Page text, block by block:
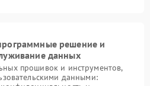
решение и
данных
прошивок и инструментов,
данными: